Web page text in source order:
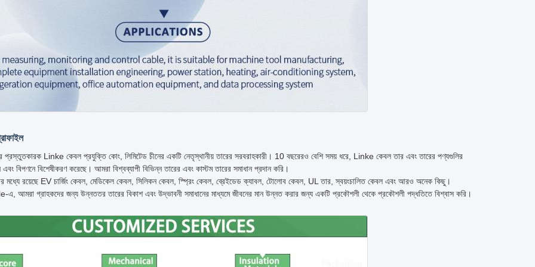
প্রস্তুতকারক Linke কেবল প্রযুক্তি কোং, লিমিটেড চীনের একটি নেতৃস্থানীয় তারের সরবরাহকারী। 10 বছরেরও বেশি সময় ধরে, Linke কেবল তার এবং তারের পণ্যগুলির
বিপণনে বিশেষীকরণ করেছে। আমরা বিশ্বব্যাপী বিভিন্ন তারের এবং কাস্টম তারের সমাধান প্রদান করি।
মধ্যে রয়েছে EV চার্জিং কেবল, মেডিকেল কেবল, সিলিকন কেবল, স্প্রিং কেবল, ব্রেইডেড ক্যাবল, টোলোব কেবল, UL তার, স্বয়ংচালিত কেবল এবং আরও অনেক কিছু।
আমরা গ্রাহকদের জন্য উন্নততর তারের বিকাশ এবং উদ্ভাবনী সমাধানের মাধ্যমে জীবনের মান উন্নত করার জন্য একটি প্রকৌশলী থেকে প্রকৌশলী পদ্ধতিতে বিশ্বাস করি।